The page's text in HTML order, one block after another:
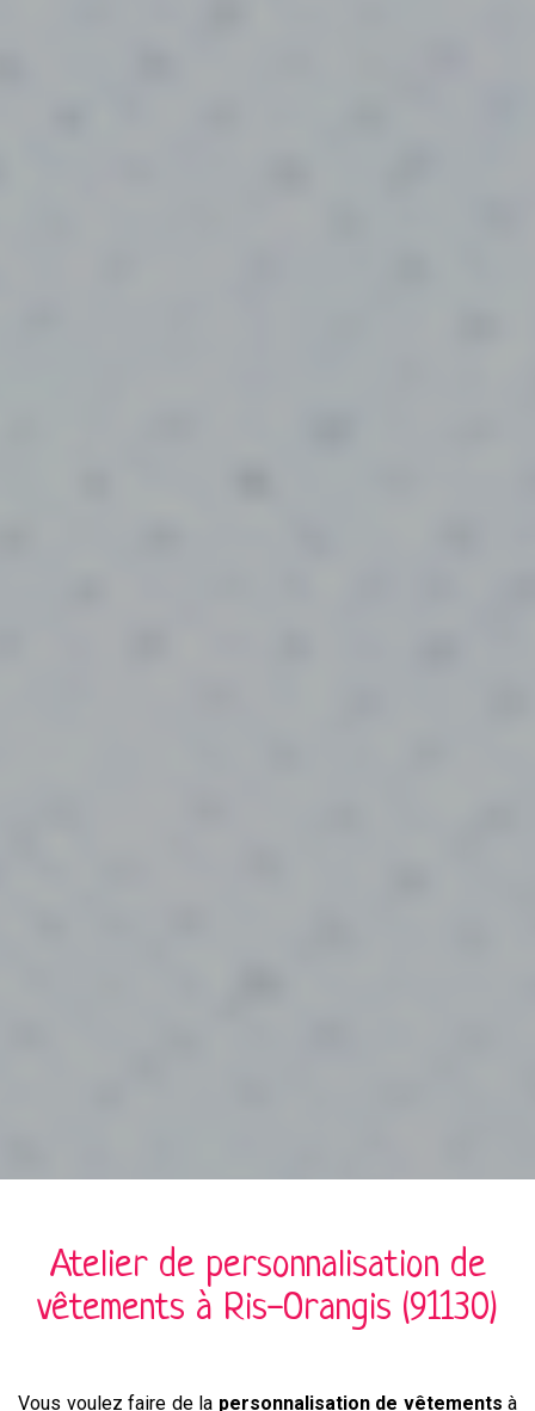
Atelier de personnalisation de
vêtements à Ris-Orangis (91130)
Vous voulez faire de la personnalisation de vêtements à